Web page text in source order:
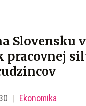
Slovensku
pracovnej
Ekonomika